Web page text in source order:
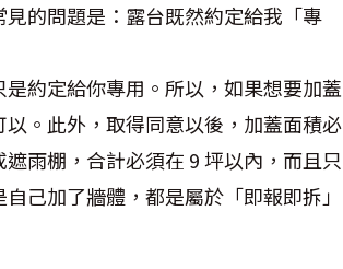
的問題是：露台既然約定給我「專
約定給你專用。所以，如果想要加蓋
。此外，取得同意以後，加蓋面積必
雨棚，合計必須在 9 坪以內，而且只
己加了牆體，都是屬於「即報即拆」